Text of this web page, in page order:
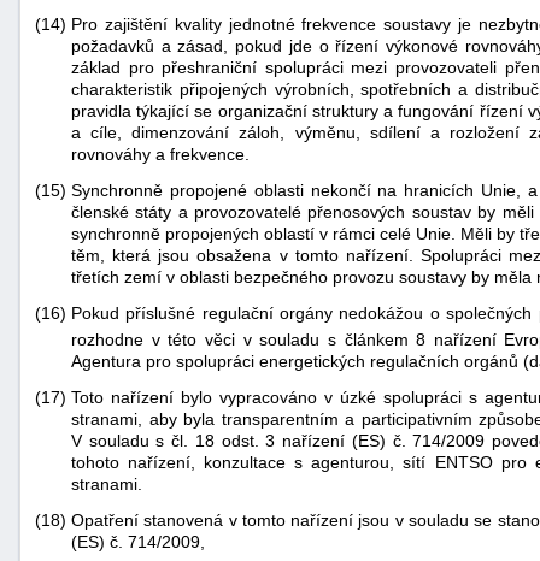
(14) Pro zajištění kvality jednotné frekvence soustavy je
požadavků a zásad, pokud jde o řízení výkonové
základ pro přeshraniční spolupráci mezi provozovateli
charakteristik připojených výrobních, spotřebních a
pravidla týkající se organizační struktury a fungování řízení
a cíle, dimenzování záloh, výměnu, sdílení a rozložení
rovnováhy a frekvence.
(15) Synchronně propojené oblasti nekončí na hranicích Unie,
členské státy a provozovatelé přenosových soustav by
synchronně propojených oblastí v rámci celé Unie. Měli by
těm, která jsou obsažena v tomto nařízení. Spolupráci
třetích zemí v oblasti bezpečného provozu soustavy by
(16) Pokud příslušné regulační orgány nedokážou o
rozhodne v této věci v souladu s článkem 8 nařízení
Agentura pro spolupráci energetických regulačních orgánů
(17) Toto nařízení bylo vypracováno v úzké spolupráci s
stranami, aby byla transparentním a participativním
V souladu s čl. 18 odst. 3 nařízení (ES) č. 714/2009
tohoto nařízení, konzultace s agenturou, sítí ENTSO pro
stranami.
(18) Opatření stanovená v tomto nařízení jsou v souladu se
(ES) č. 714/2009,